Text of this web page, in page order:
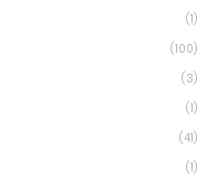
(1)
(100)
(3)
(1)
(41)
(1)